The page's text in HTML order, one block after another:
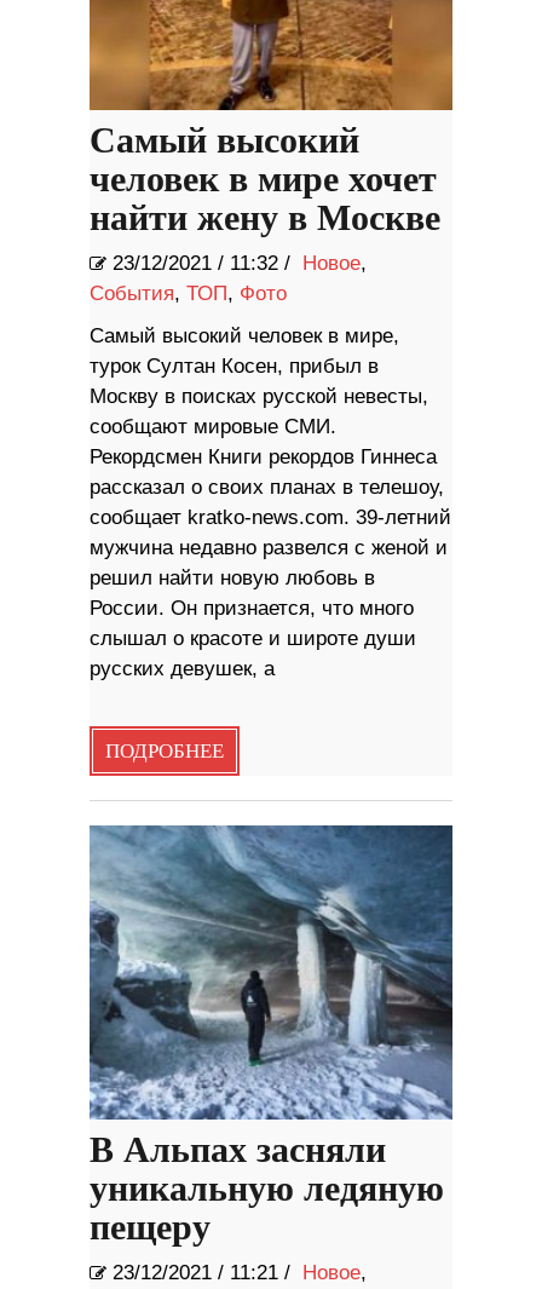
Самый высокий
человек в мире хочет
найти жену в Москве
23/12/2021 / 11:32 / Новое,
События, ТОП, Фото
Самый высокий человек в мире,
турок Султан Косен, прибыл в
Москву в поисках русской невесты,
сообщают мировые СМИ.
Рекордсмен Книги рекордов Гиннеса
рассказал о своих планах в телешоу,
сообщает kratko-news.com. 39-летний
мужчина недавно развелся с женой и
решил найти новую любовь в
России. Он признается, что много
слышал о красоте и широте души
русских девушек, а
ПОДРОБНЕЕ
В Альпах засняли
уникальную ледяную
пещеру
23/12/2021 / 11:21 / Новое,